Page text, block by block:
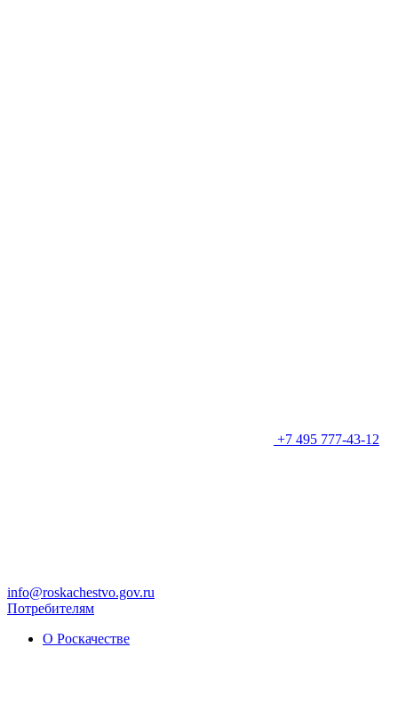
+7 495 777-43-12
info@roskachestvo.gov.ru
Потребителям
О Роскачестве